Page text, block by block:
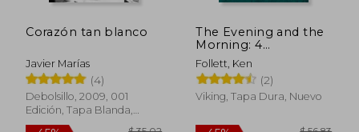
45%
dcto.
45%
dcto.
Corazón tan blanco
Javier Marías
(4)
Debolsillo, 2009, 001
Edición, Tapa Blanda,
Nuevo
The Evening and the
Morning: 4
(Kingsbridge) (en
Inglés)
Follett, Ken
(2)
Viking, Tapa Dura, Nuevo